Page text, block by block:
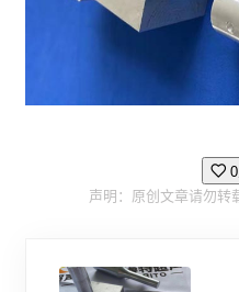
声明：原创文章请勿转